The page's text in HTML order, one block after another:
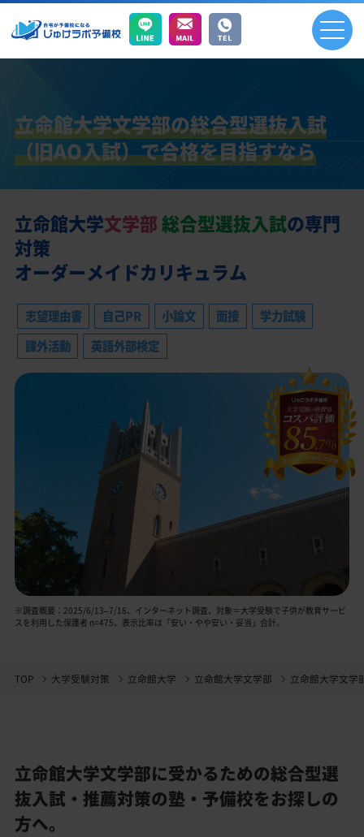
立命館大学文学部の総合型選抜入試
（旧AO入試）で合格を目指すなら
立命館大学文学部総合型選抜入試の専門
対策
オーダーメイドカリキュラム
志望理由書 自己PR 小論文 面接
学力試験
課外活動
英語外部検定
※調査概要：2025/6/13–7/18、インターネット調査、対象＝大学受験で子供が教育サービ
スを利用した保護者 n=475。表示比率は「安い・やや安い・妥当」合計。
TOP 大学受験対策 立命館大学 立命館大学文学部 立命館大学文学
立命館大学文学部に受かるための総合型選
抜入試・推薦対策の塾・予備校をお探しの
方へ。